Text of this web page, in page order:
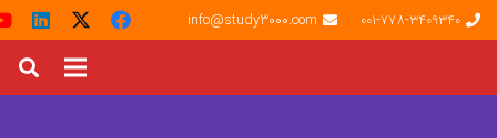
001-778-3409340
info@study3000.com